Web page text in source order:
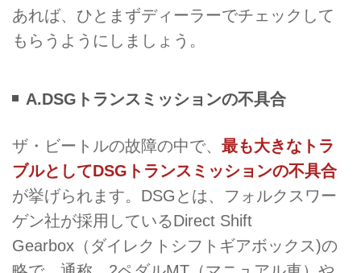
あれば、ひとまずディーラーでチェックして
もらうようにしましょう。
A.DSGトランスミッションの不具合
ザ・ビートルの故障の中で、 最も大きなトラ
ブルとしてDSGトランスミッションの不具合
が挙げられます。DSGとは、フォルクスワー
ゲン社が採用しているDirect Shift
Gearbox（ダイレクトシフトギアボックス)の